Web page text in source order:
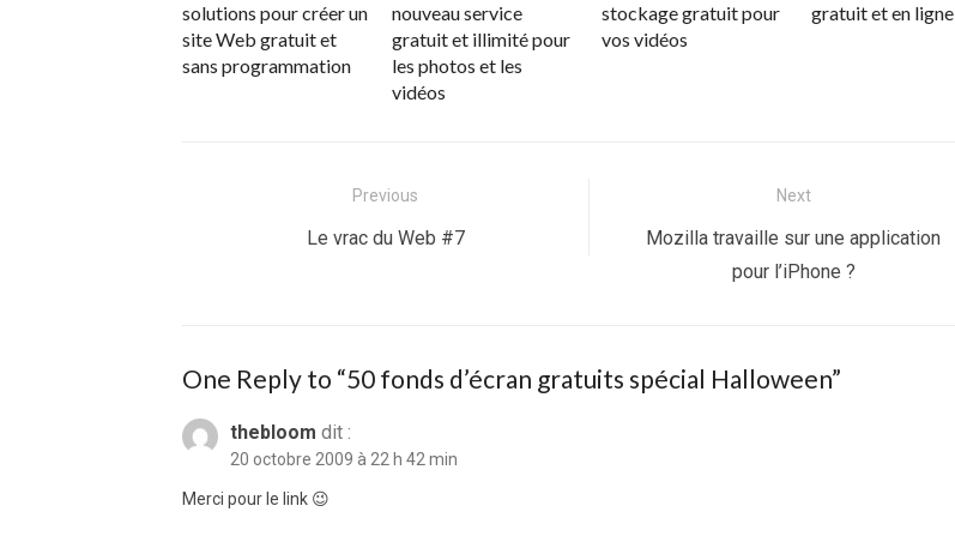
solutions pour créer un
site Web gratuit et
sans programmation
nouveau service
gratuit et illimité pour
les photos et les
vidéos
stockage gratuit pour
vos vidéos
gratuit et en ligne
Previous
Previous
Le vrac du Web #7
Next
Next
Mozilla travaille sur une application
pour l’iPhone ?
One Reply to “50 fonds d’écran gratuits spécial Halloween”
thebloom dit :
20 octobre 2009 à 22 h 42 min
Merci pour le link 😉